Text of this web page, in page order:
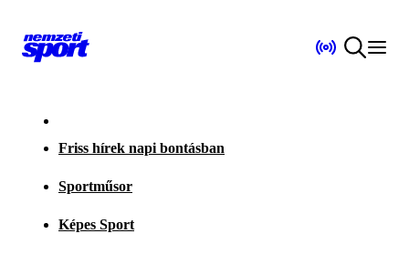
Friss hírek napi bontásban
Sportműsor
Képes Sport